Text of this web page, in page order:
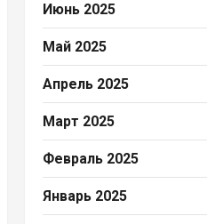
Июнь 2025
Май 2025
Апрель 2025
Март 2025
Февраль 2025
Январь 2025